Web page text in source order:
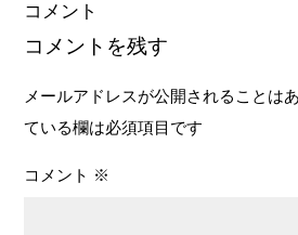
コメント
コメントを残す
メールアドレスが公開されることは
ている欄は必須項目です
コメント ※